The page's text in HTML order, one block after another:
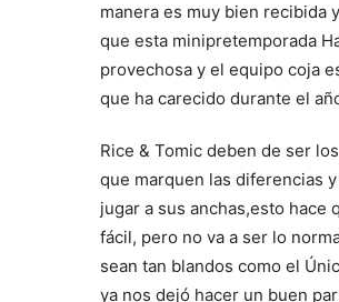
manera es muy bien recibida
que esta minipretemporada
provechosa y el equipo coja
que ha carecido durante el
Rice & Tomic deben de ser
que marquen las diferencias
jugar a sus anchas,esto hace
fácil, pero no va a ser lo
sean tan blandos como el
ya nos dejó hacer un buen